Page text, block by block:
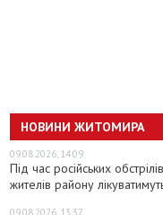
НОВИНИ ЖИТОМИРА
09.08.2026, 14:09
Під час російських
жителів району